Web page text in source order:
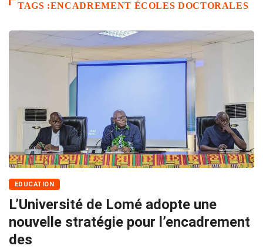
TAGS :ENCADREMENT ÉCOLES DOCTORALES
EDUCATION
L’Université de Lomé adopte une
nouvelle stratégie pour l’encadrement
des